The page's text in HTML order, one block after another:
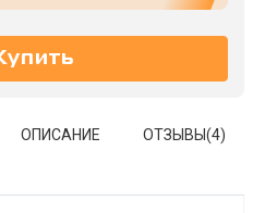
ОПИСАНИЕ ОТЗЫВЫ(4)